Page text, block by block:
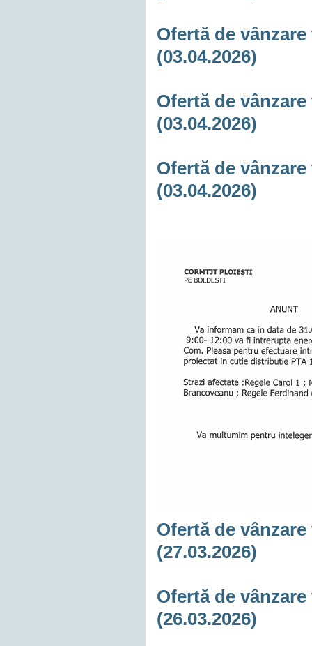
Ofertă de
(03.04.2026)
Ofertă de
(03.04.2026)
Ofertă de
(03.04.2026)
Ofertă de
(27.03.2026)
Ofertă de
(26.03.2026)